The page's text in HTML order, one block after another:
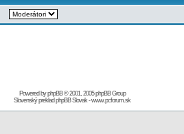
Powered byphpBB© 2001, 2005 phpBB Group
Slovenský preklad phpBB Slovak-www.pcforum.sk